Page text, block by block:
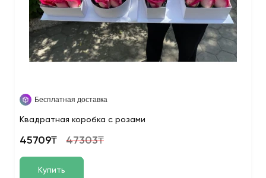
Бесплатная доставка
Квадратная коробка с розами
45709₸ 47303₸
Купить